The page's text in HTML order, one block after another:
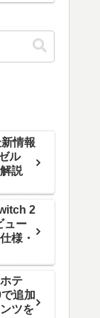
情報
ル
説
2
ュー
様・
テ
追加
ツを